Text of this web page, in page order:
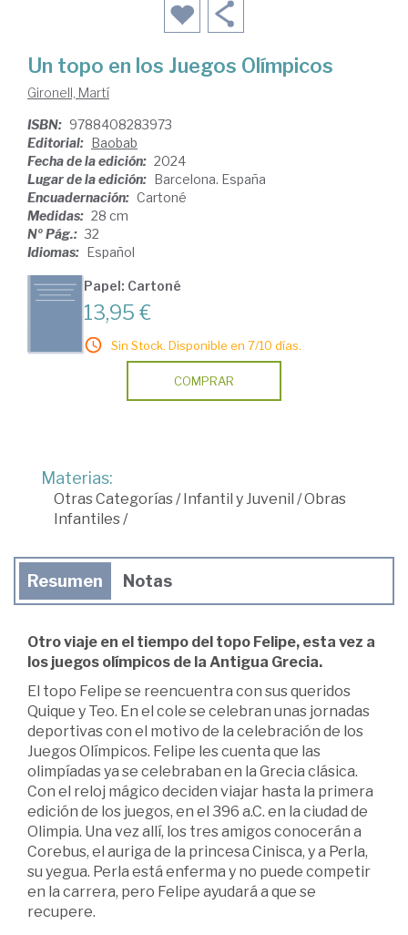
Un topo en los Juegos Olímpicos
Gironell, Martí
ISBN: 9788408283973
Editorial: Baobab
Fecha de la edición: 2024
Lugar de la edición: Barcelona. España
Encuadernación: Cartoné
Medidas: 28 cm
Nº Pág.: 32
Idiomas: Español
Papel: Cartoné
13,95 €
Sin Stock. Disponible en 7/10 días.
COMPRAR
Materias:
Otras Categorías/ Infantil y Juvenil /Obras
Infantiles/
Resumen Notas
Otro viaje en el tiempo del topo Felipe, esta vez a
los juegos olímpicos de la Antigua Grecia.
El topo Felipe se reencuentra con sus queridos
Quique y Teo. En el cole se celebran unas jornadas
deportivas con el motivo de la celebración de los
Juegos Olímpicos. Felipe les cuenta que las
olimpíadas ya se celebraban en la Grecia clásica.
Con el reloj mágico deciden viajar hasta la primera
edición de los juegos, en el 396 a.C. en la ciudad de
Olimpia. Una vez allí, los tres amigos conocerán a
Corebus, el auriga de la princesa Cinisca, y a Perla,
su yegua. Perla está enferma y no puede competir
en la carrera, pero Felipe ayudará a que se
recupere.